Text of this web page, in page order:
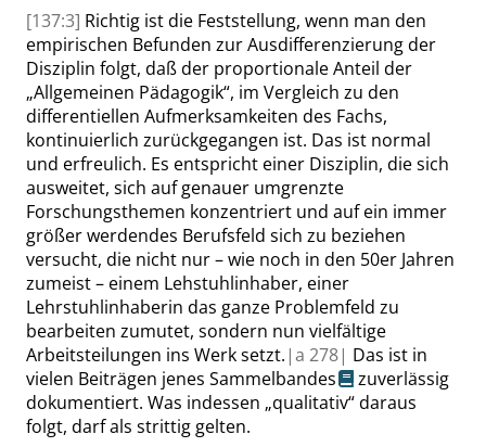
[137:3] Richtig ist die Feststellung, wenn man den
empirischen Befunden zur Ausdifferenzierung der
Disziplin folgt, daß der proportionale Anteil der
„Allgemeinen Pädagogik“, im Vergleich zu den
differentiellen Aufmerksamkeiten des Fachs,
kontinuierlich zurückgegangen ist. Das ist normal
und erfreulich. Es entspricht einer Disziplin, die sich
ausweitet, sich auf genauer umgrenzte
Forschungsthemen konzentriert und auf ein immer
größer werdendes Berufsfeld sich zu beziehen
versucht, die nicht nur – wie noch in den 50er Jahren
zumeist – einem Lehstuhlinhaber, einer
Lehrstuhlinhaberin das ganze Problemfeld zu
bearbeiten zumutet, sondern nun vielfältige
Arbeitsteilungen ins Werk setzt. |a 278| Das ist in
vielen Beiträgen jenes Sammelbandes
zuverlässig
dokumentiert. Was indessen „qualitativ“daraus
folgt, darf als strittig gelten.